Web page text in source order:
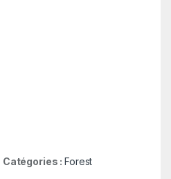
Catégories :Forest